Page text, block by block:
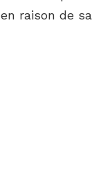
en raison de